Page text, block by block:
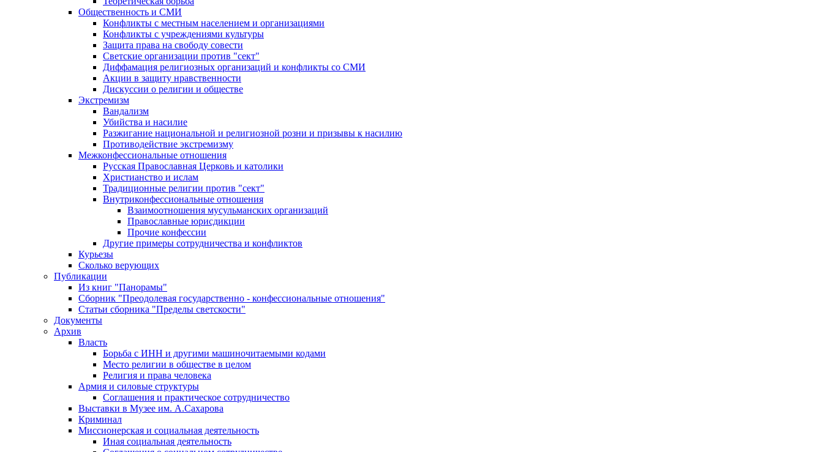
Общественность и СМИ
Конфликты с местным населением и организациями
Конфликты с учреждениями культуры
Защита права на свободу совести
Светские организации против "сект"
Диффамация религиозных организаций и конфликты со СМИ
Акции в защиту нравственности
Дискуссии о религии и обществе
Экстремизм
Вандализм
Убийства и насилие
Разжигание национальной и религиозной розни и призывы к насилию
Противодействие экстремизму
Межконфессиональные отношения
Русская Православная Церковь и католики
Христианство и ислам
Традиционные религии против "сект"
Внутриконфессиональные отношения
Взаимоотношения мусульманских организаций
Православные юрисдикции
Прочие конфессии
Другие примеры сотрудничества и конфликтов
Курьезы
Сколько верующих
Публикации
Из книг "Панорамы"
Сборник "Преодолевая государственно - конфессиональные отношения"
Статьи сборника "Пределы светскости"
Документы
Архив
Власть
Борьба с ИНН и другими машиночитаемыми кодами
Место религии в обществе в целом
Религия и права человека
Армия и силовые структуры
Соглашения и практическое сотрудничество
Выставки в Музее им. А.Сахарова
Криминал
Миссионерская и социальная деятельность
Иная социальная деятельность